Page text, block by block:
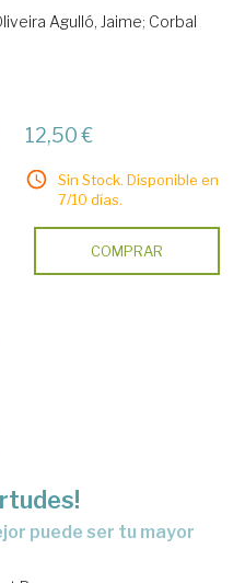
Agulló, Jaime; Corbal
12,50 €
Sin Stock. Disponible en
7/10 días.
COMPRAR